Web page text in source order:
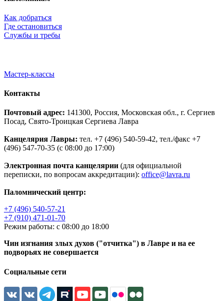
Как добраться
Где остановиться
Службы и требы
Мастер-классы
Контакты
Почтовый адрес: 141300, Россия, Московская обл., г. Сергиев
Посад, Свято-Троицкая Сергиева Лавра
Канцелярия Лавры: тел. +7 (496) 540-59-42, тел./факс +7
(496) 547-70-35 (с 08:00 до 17:00)
Электронная почта канцелярии (для официальной
переписки, по вопросам аккредитации): office@lavra.ru
Паломнический центр:
+7 (496) 540-57-21
+7 (910) 471-01-70
Режим работы: с 08:00 до 18:00
Чин изгнания злых духов ("отчитка") в Лавре и на ее
подворьях не совершается
Социальные сети